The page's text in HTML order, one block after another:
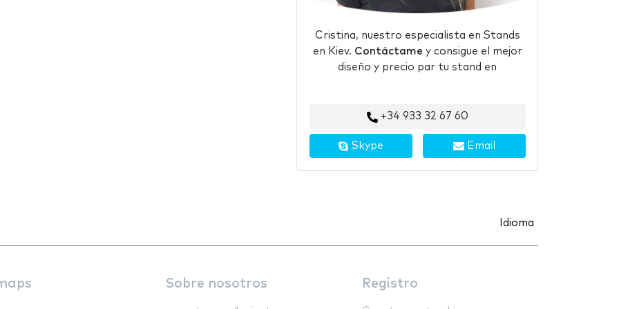
Cristina, nuestro especialista en Stands
en Kiev. Contáctame y consigue el mejor
diseño y precio par tu stand en
+34 933 32 67 60
Skype Email
Idioma
Sobre nosotros Registro